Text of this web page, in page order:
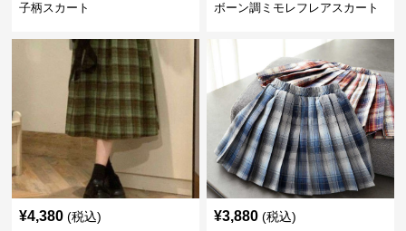
子柄スカート
ボーン調ミモレフレアスカート
¥4,380 (税込) ¥3,880 (税込)